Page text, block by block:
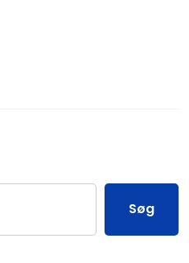
Søg